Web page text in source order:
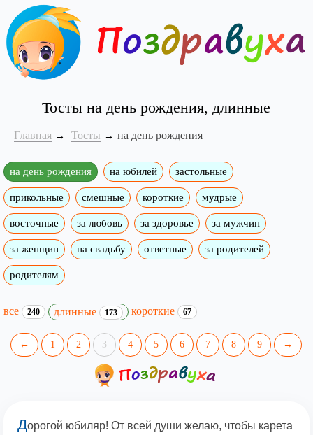
Тосты на день рождения, длинные
Главная Тосты на день рождения
на день рождения на юбилей застольные
прикольные смешные короткие мудрые
восточные за любовь за здоровье за мужчин
за женщин на свадьбу ответные за родителей
родителям
все 240 длинные 173 короткие 67
← 1 2 3 4 5 6 7 8 9 →
Дорогой юбиляр! От всей души желаю, чтобы карета